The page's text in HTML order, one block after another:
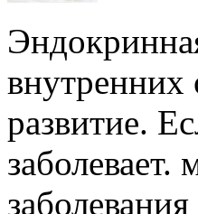
внутренних
развитие.